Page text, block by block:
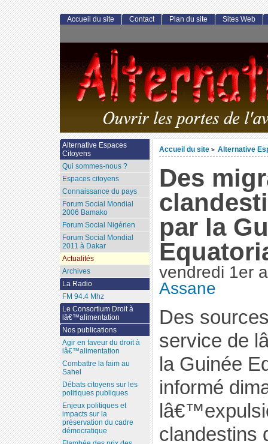
Accueil du site > Alternative
Des
par la
vendredi 1er
Assane
Des
service de
la Guinée
informé
clandestins
Accueil du site Contact Plan du site Sites Web
Alternative Espaces
Citoyens
Qui sommes-nous ?
Espaces citoyens
Connaissance du pays
Forum Social Mondial
2006 Bamako
Forum Social Nigérien
Forum Social Mondial
2011 à Dakar
Actualités
Archives
La Radio
FM 94.4 Mhz
Le Consortium Droit à
lâ€™alimentation
Nos publications
Agir en faveur du droit à
lâ€™alimentation
Combattre la faim au
Sahel
Débats citoyens sur les
politiques publiques
Enjeux politiques et
impacts sur la
préservation du cadre
démocratique